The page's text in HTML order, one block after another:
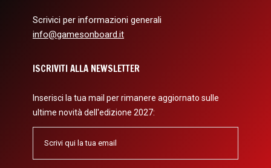
Scrivici per informazioni generali
info@gamesonboard.it
ISCRIVITI ALLA NEWSLETTER
Inserisci la tua mail per rimanere aggiornato sulle
ultime novità dell'edizione 2027: